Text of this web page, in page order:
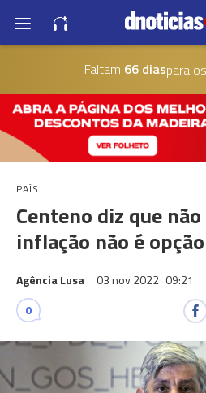
Faltam 66 diaspara os
PAÍS
Centeno diz que
inflação não é
Agência Lusa 03 nov 2022 09:21
0